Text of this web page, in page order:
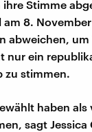
Stimme
8.
abweichen,
nur ein
zu stimmen.
haben als
sagt Jessica